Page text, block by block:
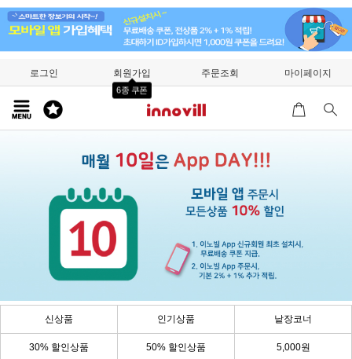
로그인 회원가입
6종 쿠폰
주문조회 마이페이지
신상품 인기상품 낱장코너
30% 할인상품 50% 할인상품 5,000원